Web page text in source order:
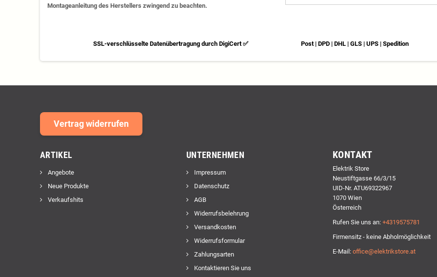
Montageanleitung des Herstellers zwingend zu beachten.
SSL-verschlüsselte Datenübertragung durch DigiCert ✅ Post | DPD | DHL | GLS | UPS | Spedition
Vertrag widerrufen
ARTIKEL
Angebote
Neue Produkte
Verkaufshits
UNTERNEHMEN
Impressum
Datenschutz
AGB
Widerrufsbelehrung
Versandkosten
Widerrufsformular
Zahlungsarten
Kontaktieren Sie uns
KONTAKT
Elektrik Store
Neustiftgasse 66/3/15
UID-Nr. ATU69322967
1070 Wien
Österreich
Rufen Sie uns an: +4319575781
Firmensitz - keine Abholmöglichkeit
E-Mail: office@elektrikstore.at